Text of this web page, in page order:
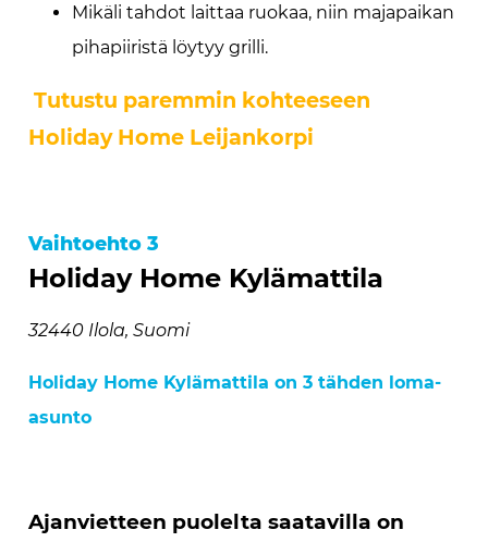
Mikäli tahdot laittaa ruokaa, niin majapaikan
pihapiiristä löytyy grilli.
Tutustu paremmin kohteeseen
Holiday Home Leijankorpi
Vaihtoehto 3
Holiday Home Kylämattila
32440 Ilola, Suomi
Holiday Home Kylämattila on 3 tähden loma-
asunto
Ajanvietteen puolelta saatavilla on